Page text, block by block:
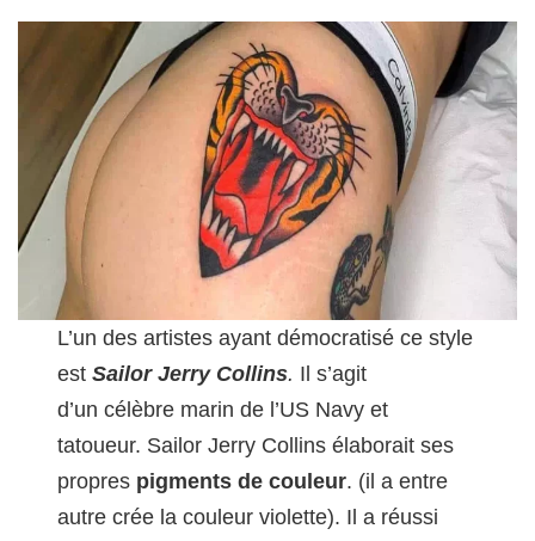
L’un des artistes ayant démocratisé ce style
estSailor Jerry Collins. Il s’agit
d’un célèbre marin de l’US Navy et
tatoueur. Sailor Jerry Collins élaborait ses
propres pigments de couleur. (il a entre
autre crée la couleur violette). Il a réussi